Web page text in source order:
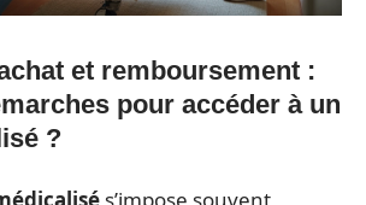
et remboursement :
pour accéder à un
?
s’impose souvent